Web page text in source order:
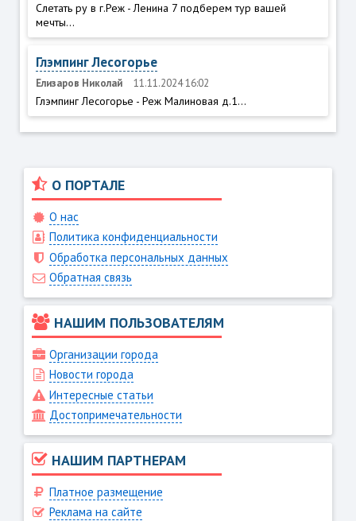
Слетать ру в г.Реж - Ленина 7 подберем тур вашей
мечты...
Глэмпинг Лесогорье
Елизаров Николай 11.11.2024 16:02
Глэмпинг Лесогорье - Реж Малиновая д.1...
О ПОРТАЛЕ
О нас
Политика конфиденциальности
Обработка персональных данных
Обратная связь
НАШИМ ПОЛЬЗОВАТЕЛЯМ
Организации города
Новости города
Интересные статьи
Достопримечательности
НАШИМ ПАРТНЕРАМ
Платное размещение
Реклама на сайте